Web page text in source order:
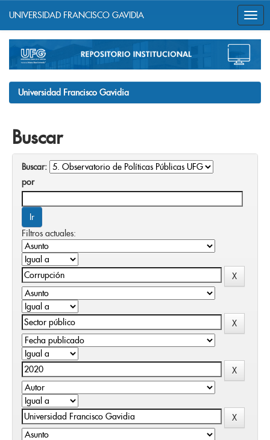
navigation
UNIVERSIDAD FRANCISCO GAVIDIA
Universidad Francisco Gavidia
Buscar
Buscar:
por
Filtros actuales: